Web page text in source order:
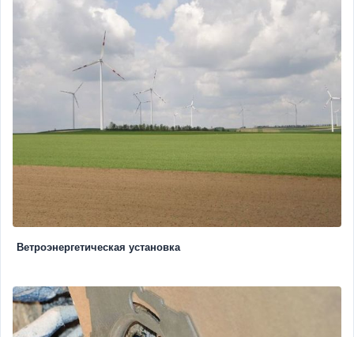
Ветроэнергетическая установка